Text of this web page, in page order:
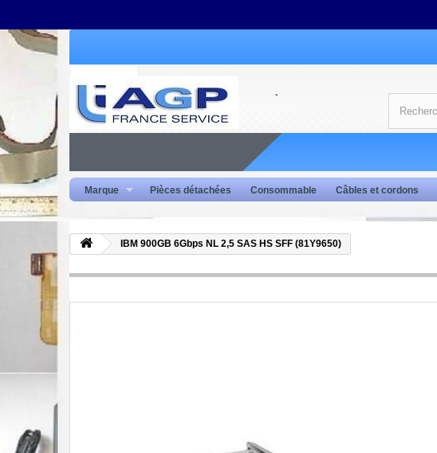
Marque Pièces détachées Consommable Câbles et cordons
IBM 900GB 6Gbps NL 2,5 SAS HS SFF (81Y9650)